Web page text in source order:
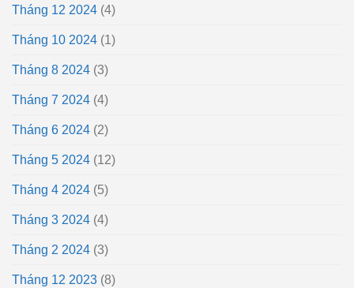
Tháng 12 2024 (4)
Tháng 10 2024 (1)
Tháng 8 2024 (3)
Tháng 7 2024 (4)
Tháng 6 2024 (2)
Tháng 5 2024 (12)
Tháng 4 2024 (5)
Tháng 3 2024 (4)
Tháng 2 2024 (3)
Tháng 12 2023 (8)